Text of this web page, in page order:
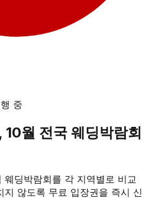
중
월 전국 웨딩박람회
딩박람회를 각 지역별로 비교
않도록 무료 입장권을 즉시 신